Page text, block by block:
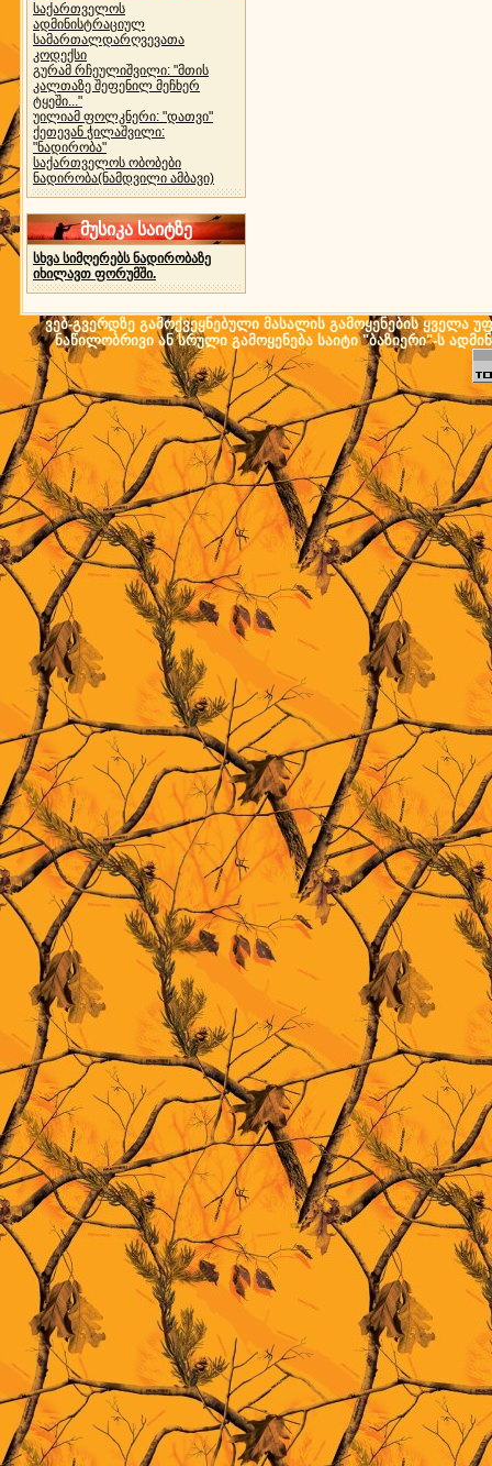
საქართველოს
ადმინისტრაციულ
სამართალდარღვევათა
კოდექსი
გურამ რჩეულიშვილი: "მთის
კალთაზე შეფენილ მეჩხერ
ტყეში..."
უილიამ ფოლკნერი: "დათვი"
ქეთევან ჭილაშვილი:
"ნადირობა"
საქართველოს ობობები
ნადირობა(ნამდვილი ამბავი)
მუსიკა საიტზე
სხვა სიმღერებს ნადირობაზე
იხილავთ ფორუმში.
ვებ-გვერდზე გამოქვეყნებული მასალის გამოყენების ყველა
ნაწილობრივი ან სრული გამოყენება საიტი "ბაზიერი"-ს